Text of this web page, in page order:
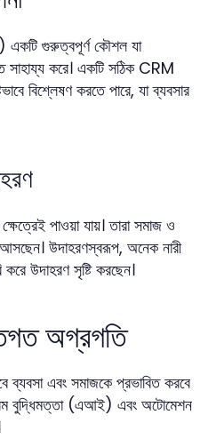
একটি গুরুত্বপূর্ণ কৌশল যা
সাহায্য করে। একটি সঠিক CRM
বিশ্লেষণ করতে পারে, যা ব্যবসার
পাওয়া যায়। তারা সমাজ ও
আসছেন। উদাহরণস্বরূপ, অনেক নারী
করে উদাহরণ সৃষ্টি করছেন।
অগ্রগতি
ব্যবসা এবং সমাজকে প্রভাবিত করবে
বুদ্ধিমত্তা (এআই) এবং অটোমেশন